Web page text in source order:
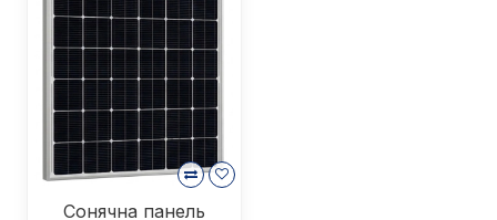
Сонячна панель